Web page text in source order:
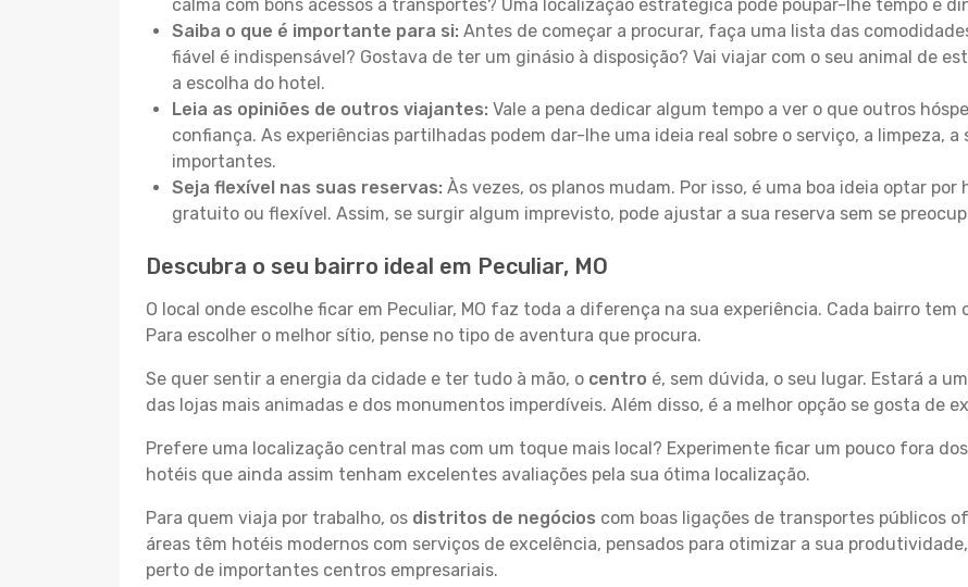
calma com bons acessos a transportes? Uma localização estratégica pode poupar-lhe tempo e
Saiba o que é importante para si: Antes de começar a procurar, faça uma lista das
fiável é indispensável? Gostava de ter um ginásio à disposição? Vai viajar com o seu animal de
a escolha do hotel.
Leia as opiniões de outros viajantes: Vale a pena dedicar algum tempo a ver o que outros
confiança. As experiências partilhadas podem dar-lhe uma ideia real sobre o serviço, a limpeza,
importantes.
Seja flexível nas suas reservas: Às vezes, os planos mudam. Por isso, é uma boa ideia optar
gratuito ou flexível. Assim, se surgir algum imprevisto, pode ajustar a sua reserva sem se
Descubra o seu bairro ideal em Peculiar, MO
O local onde escolhe ficar em Peculiar, MO faz toda a diferença na sua experiência. Cada bairro
Para escolher o melhor sítio, pense no tipo de aventura que procura.
Se quer sentir a energia da cidade e ter tudo à mão, o centro é, sem dúvida, o seu lugar. Estará a
das lojas mais animadas e dos monumentos imperdíveis. Além disso, é a melhor opção se gosta de
Prefere uma localização central mas com um toque mais local? Experimente ficar um pouco fora
hotéis que ainda assim tenham excelentes avaliações pela sua ótima localização.
Para quem viaja por trabalho, os distritos de negócios com boas ligações de transportes públicos
áreas têm hotéis modernos com serviços de excelência, pensados para otimizar a sua
perto de importantes centros empresariais.